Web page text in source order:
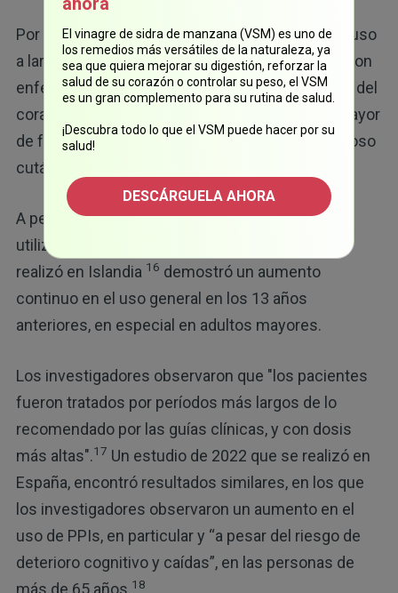
Por último, los estudios han demostrado que el uso
a largo plazo también podría tener una relación con
enfermedades renales crónicas, enfermedades del
corazón y ataques cardíacos, y con un riesgo mayor
de fracturas óseas y eventos de lupus eritematoso
cutáneo y sistémico.
A pesar de estas evidencias, un estudio de
utilización de medicamentos de 2018 que se
realizó en Islandia 16 demostró un aumento
continuo en el uso general en los 13 años
anteriores, en especial en adultos mayores.
Los investigadores observaron que "los pacientes
fueron tratados por períodos más largos de lo
recomendado por las guías clínicas, y con dosis
más altas".17 Un estudio de 2022 que se realizó en
España, encontró resultados similares, en los que
los investigadores observaron un aumento en el
uso de PPIs, en particular y “a pesar del riesgo de
deterioro cognitivo y caídas”, en las personas de
más de 65 años.18
El vinagre de sidra de manzana (VSM) es uno de
los remedios más versátiles de la naturaleza, ya
sea que quiera mejorar su digestión, reforzar la
salud de su corazón o controlar su peso, el VSM
es un gran complemento para su rutina de salud.
¡Descubra todo lo que el VSM puede hacer por su
salud!
DESCÁRGUELA AHORA